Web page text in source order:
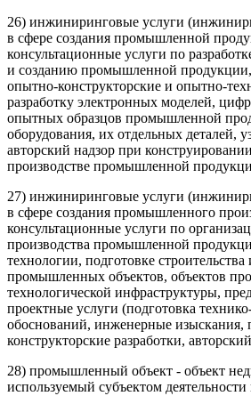
26) инжиниринговые услуги
в сфере создания промышленной
консультационные услуги по
и созданию промышленной
опытно-конструкторские и опытно-
разработку электронных моделей,
опытных образцов промышленной
оборудования, их отдельных деталей,
авторский надзор при
производстве промышленной
27) инжиниринговые услуги
в сфере создания промышленного
консультационные услуги по
производства промышленной
технологии, подготовке
промышленных объектов, объектов
технологической инфраструктуры,
проектные услуги (подготовка
обоснований, инженерные изыскания,
конструкторские разработки,
28) промышленный объект - объект
используемый субъектом деятельности